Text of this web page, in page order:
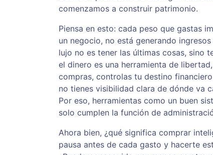
comenzamos a construir patrimonio.
Piensa en esto: cada peso que gastas
un negocio, no está generando
lujo no es tener las últimas cosas, sino
el dinero es una herramienta de
compras, controlas tu destino
no tienes visibilidad clara de dónde va
Por eso, herramientas como un buen
solo cumplen la función de
Ahora bien, ¿qué significa comprar
pausa antes de cada gasto y hacerte